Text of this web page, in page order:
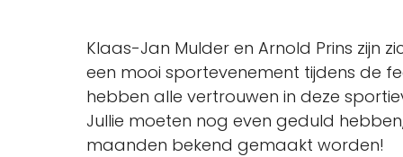
Klaas-Jan Mulder en Arnold Prins zijn
een mooi sportevenement tijdens de
hebben alle vertrouwen in deze
Jullie moeten nog even geduld
maanden bekend gemaakt worden!